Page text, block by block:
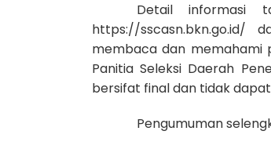
Detail informasi
https://sscasn.bkn.go.id/
membaca dan memahami
Panitia Seleksi Daerah
bersifat final dan tidak
Pengumuman